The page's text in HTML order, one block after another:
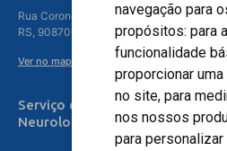
navegação para
propósitos: para
funcionalidade
proporcionar
no site, para
nos nossos
para
Rua Coronel Aparício Borges, 250 - 3º
RS, 90870-016
Ver no mapa
Serviço de
Neurologia